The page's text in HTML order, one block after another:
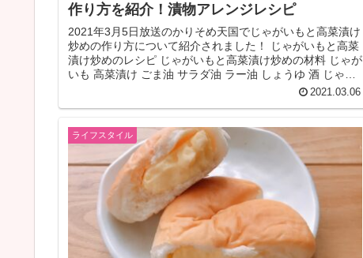
作り方を紹介！漬物アレンジレシピ
2021年3月5日放送のかりそめ天国でじゃがいもと高菜漬け
炒めの作り方について紹介されました！ じゃがいもと高菜
漬け炒めのレシピ じゃがいもと高菜漬け炒めの材料 じゃが
いも 高菜漬け ごま油 サラダ油 ラー油 しょうゆ 酒 じゃが
2021.03.06
ライフスタイル